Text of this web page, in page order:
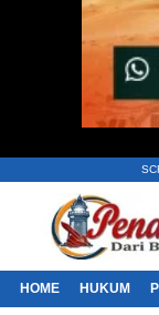
HOME HUKUM